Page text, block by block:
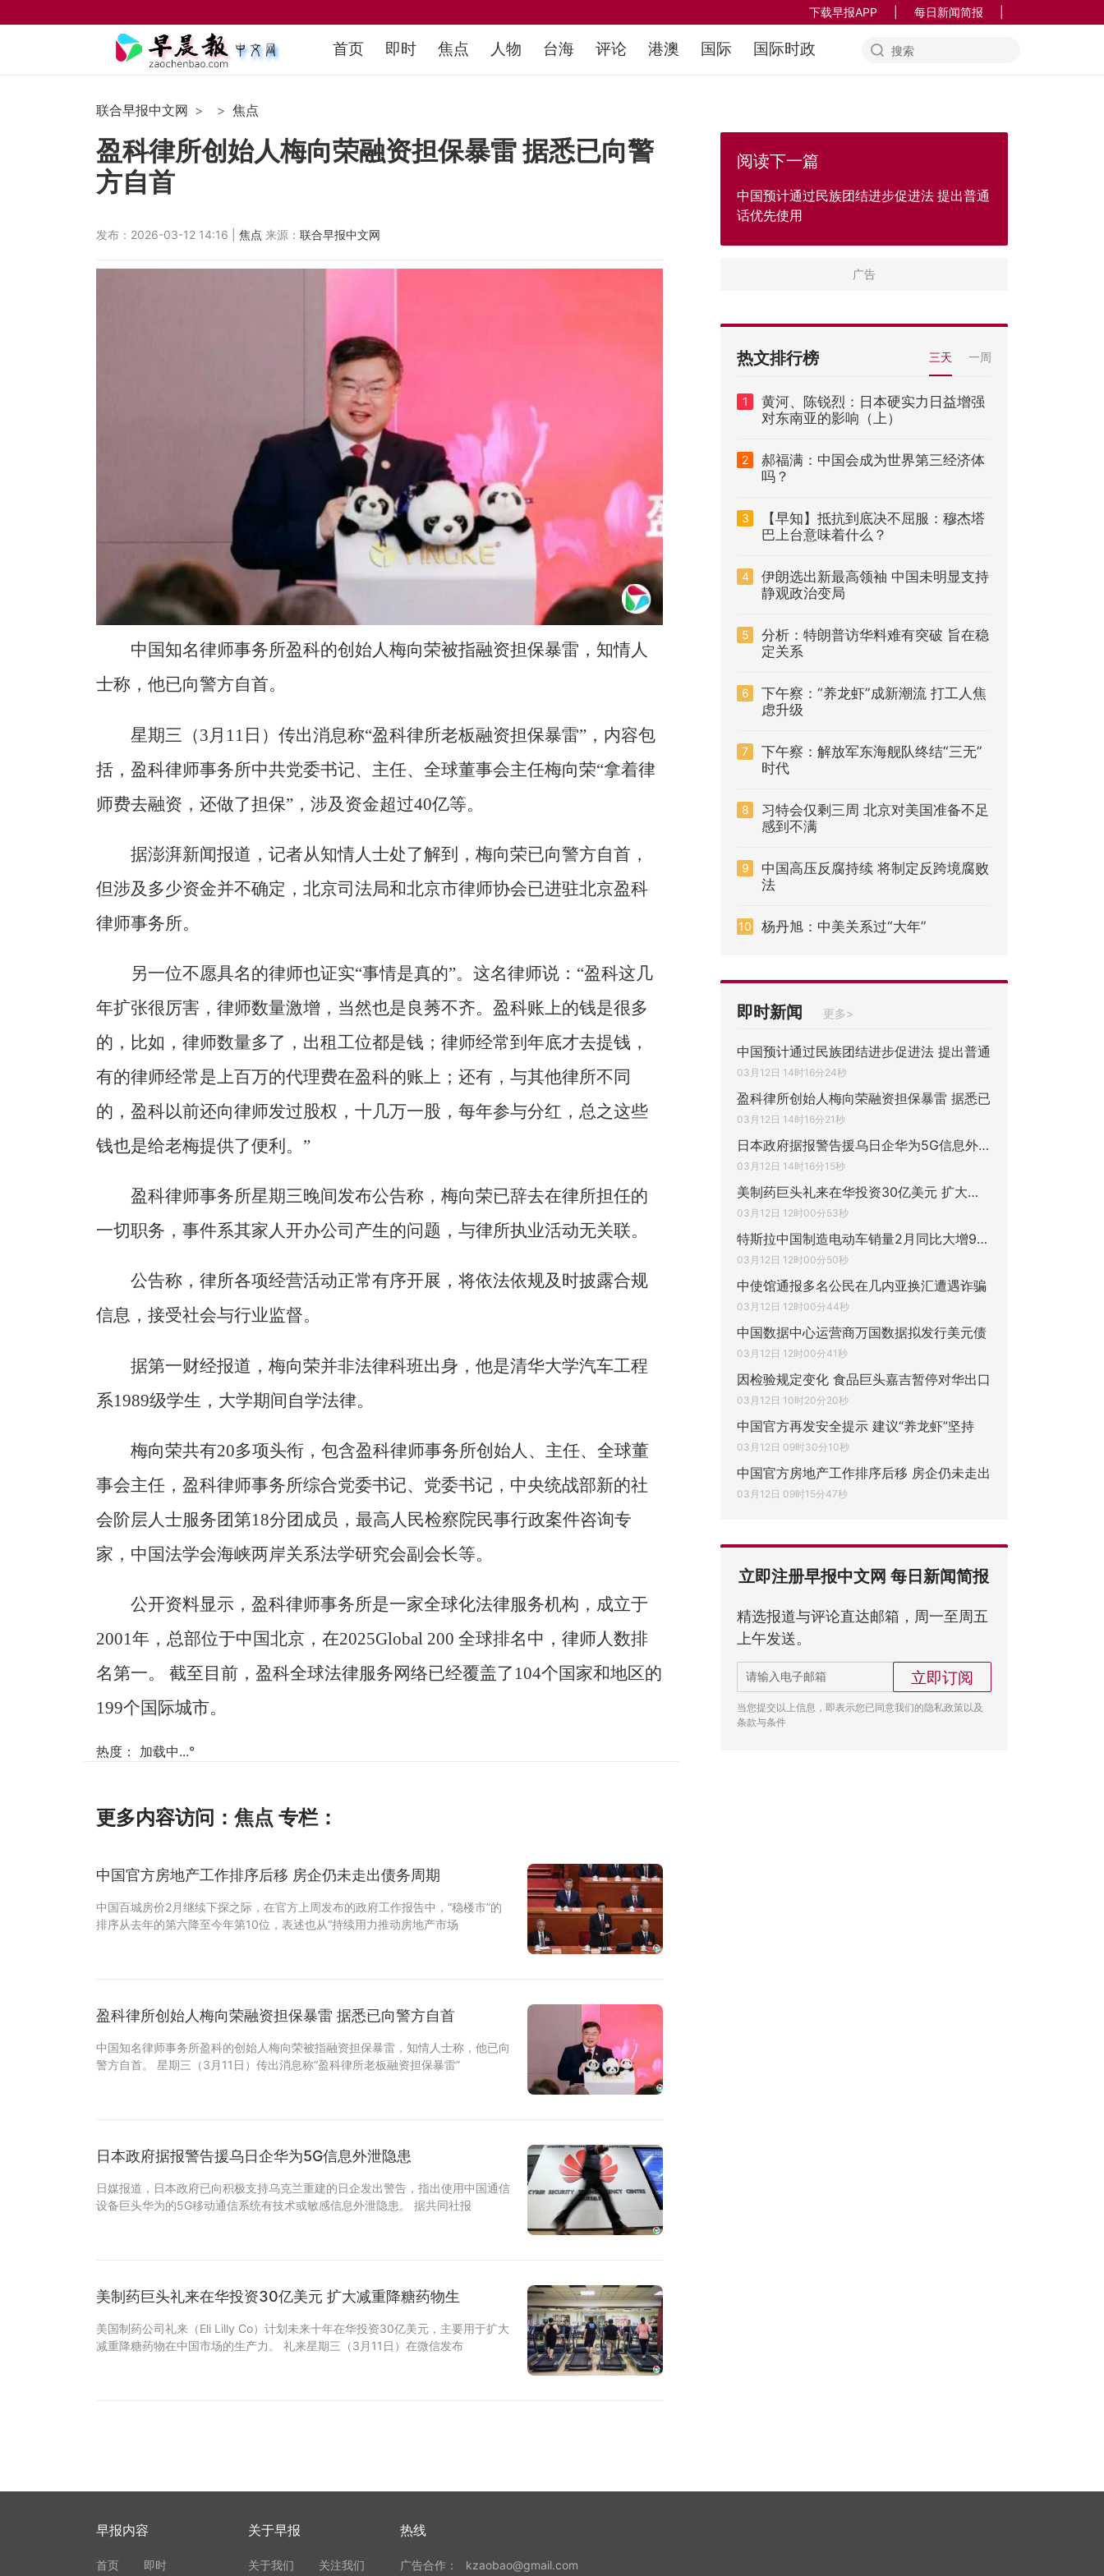
下载早报APP 每日新闻简报
首页 即时 焦点 人物 台海 评论 港澳 国际 国际时政
联合早报中文网 焦点
盈科律所创始人梅向荣融资担保暴雷 据悉已向警
方自首
发布：2026-03-12 14:16 | 焦点 来源： 联合早报中文网
中国知名律师事务所盈科的创始人梅向荣被指融资担保暴雷，知情人
士称，他已向警方自首。
星期三（3月11日）传出消息称“盈科律所老板融资担保暴雷”，内容包
括，盈科律师事务所中共党委书记、主任、全球董事会主任梅向荣“拿着律
师费去融资，还做了担保”，涉及资金超过40亿等。
据澎湃新闻报道，记者从知情人士处了解到，梅向荣已向警方自首，
但涉及多少资金并不确定，北京司法局和北京市律师协会已进驻北京盈科
律师事务所。
另一位不愿具名的律师也证实“事情是真的”。这名律师说：“盈科这几
年扩张很厉害，律师数量激增，当然也是良莠不齐。盈科账上的钱是很多
的，比如，律师数量多了，出租工位都是钱；律师经常到年底才去提钱，
有的律师经常是上百万的代理费在盈科的账上；还有，与其他律所不同
的，盈科以前还向律师发过股权，十几万一股，每年参与分红，总之这些
钱也是给老梅提供了便利。”
盈科律师事务所星期三晚间发布公告称，梅向荣已辞去在律所担任的
一切职务，事件系其家人开办公司产生的问题，与律所执业活动无关联。
公告称，律所各项经营活动正常有序开展，将依法依规及时披露合规
信息，接受社会与行业监督。
据第一财经报道，梅向荣并非法律科班出身，他是清华大学汽车工程
系1989级学生，大学期间自学法律。
梅向荣共有20多项头衔，包含盈科律师事务所创始人、主任、全球董
事会主任，盈科律师事务所综合党委书记、党委书记，中央统战部新的社
会阶层人士服务团第18分团成员，最高人民检察院民事行政案件咨询专
家，中国法学会海峡两岸关系法学研究会副会长等。
公开资料显示，盈科律师事务所是一家全球化法律服务机构，成立于
2001年，总部位于中国北京，在2025Global 200 全球排名中，律师人数排
名第一。 截至目前，盈科全球法律服务网络已经覆盖了104个国家和地区的
199个国际城市。
热度： 加载中...°
更多内容访问： 焦点 专栏：
中国官方房地产工作排序后移 房企仍未走出债务周期
中国百城房价2月继续下探之际，在官方上周发布的政府工作报告中，“稳楼市”的
排序从去年的第六降至今年第10位，表述也从“持续用力推动房地产市场
盈科律所创始人梅向荣融资担保暴雷 据悉已向警方自首
中国知名律师事务所盈科的创始人梅向荣被指融资担保暴雷，知情人士称，他已向
警方自首。 星期三（3月11日）传出消息称“盈科律所老板融资担保暴雷”
日本政府据报警告援乌日企华为5G信息外泄隐患
日媒报道，日本政府已向积极支持乌克兰重建的日企发出警告，指出使用中国通信
设备巨头华为的5G移动通信系统有技术或敏感信息外泄隐患。 据共同社报
美制药巨头礼来在华投资30亿美元 扩大减重降糖药物生
美国制药公司礼来（Eli Lilly Co）计划未来十年在华投资30亿美元，主要用于扩大
减重降糖药物在中国市场的生产力。 礼来星期三（3月11日）在微信发布
阅读下一篇
中国预计通过民族团结进步促进法 提出普通
话优先使用
热文排行榜 三天 一周
1
黄河、陈锐烈：日本硬实力日益增强
对东南亚的影响（上）
2
郝福满：中国会成为世界第三经济体
吗？
3
【早知】抵抗到底决不屈服：穆杰塔
巴上台意味着什么？
4
伊朗选出新最高领袖 中国未明显支持
静观政治变局
5
分析：特朗普访华料难有突破 旨在稳
定关系
6
下午察：“养龙虾”成新潮流 打工人焦
虑升级
7
下午察：解放军东海舰队终结“三无”
时代
8
习特会仅剩三周 北京对美国准备不足
感到不满
9
中国高压反腐持续 将制定反跨境腐败
法
10 杨丹旭：中美关系过“大年”
即时新闻 更多>
中国预计通过民族团结进步促进法 提出普通
03月12日 14时16分24秒
盈科律所创始人梅向荣融资担保暴雷 据悉已
03月12日 14时16分21秒
日本政府据报警告援乌日企华为5G信息外泄隐
03月12日 14时16分15秒
美制药巨头礼来在华投资30亿美元 扩大减重
03月12日 12时00分53秒
特斯拉中国制造电动车销量2月同比大增91%
03月12日 12时00分50秒
中使馆通报多名公民在几内亚换汇遭遇诈骗
03月12日 12时00分44秒
中国数据中心运营商万国数据拟发行美元债
03月12日 12时00分41秒
因检验规定变化 食品巨头嘉吉暂停对华出口
03月12日 10时20分20秒
中国官方再发安全提示 建议“养龙虾”坚持
03月12日 09时30分10秒
中国官方房地产工作排序后移 房企仍未走出
03月12日 09时15分47秒
立即注册早报中文网 每日新闻简报
精选报道与评论直达邮箱，周一至周五
上午发送。
立即订阅
当您提交以上信息，即表示您已同意我们的隐私政策以及
条款与条件
早报内容
首页 即时
关于早报
关于我们 关注我们
热线
广告合作： kzaobao@gmail.com